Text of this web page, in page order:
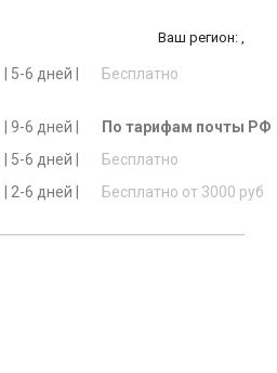
Ваш регион: ,
| 5-6 дней | Бесплатно
| 9-6 дней | По тарифам почты РФ
| 5-6 дней | Бесплатно
| 2-6 дней | Бесплатно от 3000 руб